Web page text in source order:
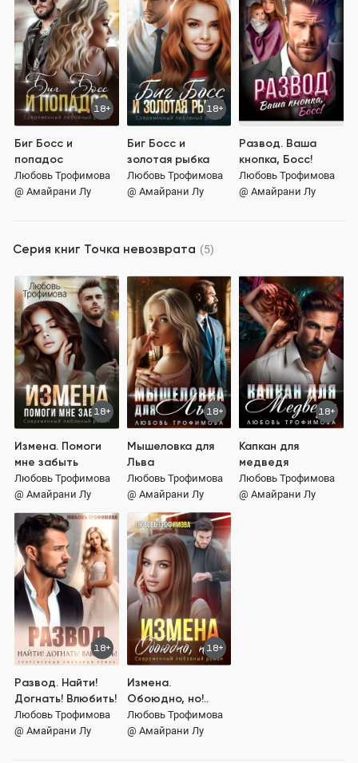
18+
Биг Босс и
попадос
Любовь Трофимова
@ Амайрани Лу
18+
Биг Босс и
золотая рыбка
Любовь Трофимова
@ Амайрани Лу
Развод. Ваша
кнопка, Босс!
Любовь Трофимова
@ Амайрани Лу
Серия книг Точка невозврата (5)
18+
Измена. Помоги
мне забыть
Любовь Трофимова
@ Амайрани Лу
18+
Мышеловка для
Льва
Любовь Трофимова
@ Амайрани Лу
18+
Капкан для
медведя
Любовь Трофимова
@ Амайрани Лу
18+
Развод. Найти!
Догнать! Влюбить!
Любовь Трофимова
@ Амайрани Лу
18+
Измена.
Обоюдно, но!..
Любовь Трофимова
@ Амайрани Лу